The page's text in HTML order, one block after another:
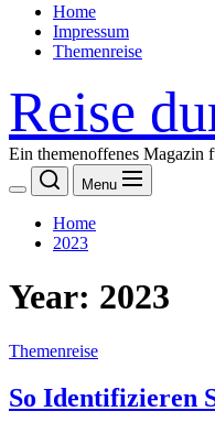
Home
Impressum
Themenreise
Reise
Ein themenoffenes Magazin
Menu
Home
2023
Year: 2023
Themenreise
So Identifizieren